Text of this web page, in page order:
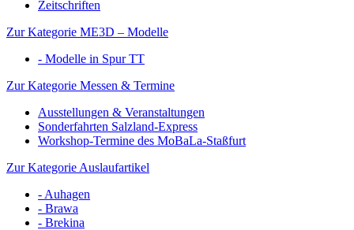
Zeitschriften
Zur Kategorie ME3D – Modelle
- Modelle in Spur TT
Zur Kategorie Messen & Termine
Ausstellungen & Veranstaltungen
Sonderfahrten Salzland-Express
Workshop-Termine des MoBaLa-Staßfurt
Zur Kategorie Auslaufartikel
- Auhagen
- Brawa
- Brekina